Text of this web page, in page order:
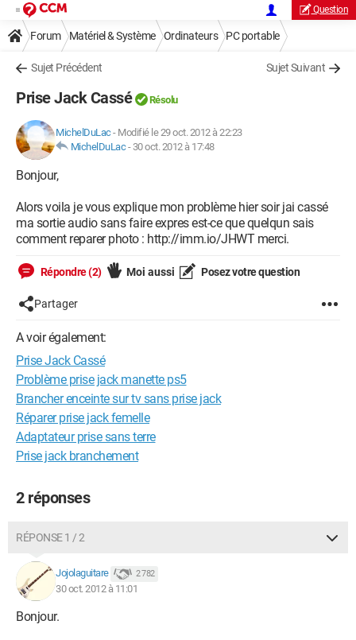
Question
Forum Matériel & Système Ordinateurs PC portable
Sujet Précédent Sujet Suivant
Prise Jack Cassé Résolu
MichelDuLac- Modifié le 29 oct. 2012 à 22:23
MichelDuLac- 30 oct. 2012 à 17:48
Bonjour,
Alors voila je vous explique mon problème hier soir jai cassé
ma sortie audio sans faire expres est-ce que quelqun sais
comment reparer photo : http://imm.io/JHWT merci.
Répondre (2) Moi aussi Posez votre question
Partager
A voir également:
Prise Jack Cassé
Problème prise jack manette ps5
Brancher enceinte sur tv sans prise jack
Réparer prise jack femelle
Adaptateur prise sans terre
Prise jack branchement
2 réponses
RÉPONSE 1 / 2
Jojolaguitare 2 782
30 oct. 2012 à 11:01
Bonjour.